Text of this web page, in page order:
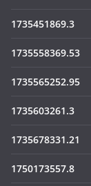
1735451869.3
1735558369.53
1735565252.95
1735603261.3
1735678331.21
1750173557.8